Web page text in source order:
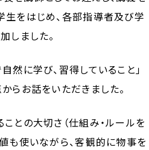
生をはじめ、各部指導者及び学
ました。
然に学び、習得していること」
らお話をいただきました。
との大切さ（仕組み・ルールを
も使いながら、客観的に物事を